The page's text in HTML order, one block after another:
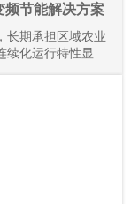
频节能解决方案
长期承担区域农业
续化运行特性显